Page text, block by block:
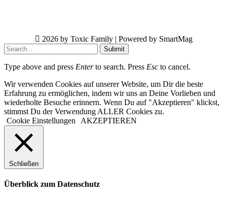
2026 by Toxic Family | Powered by SmartMag
Submit
Type above and press Enterto search. Press Esc to cancel.
Wir verwenden Cookies auf unserer Website, um Dir die beste
Erfahrung zu ermöglichen, indem wir uns an Deine Vorlieben und
wiederholte Besuche erinnern. Wenn Du auf "Akzeptieren" klickst,
stimmst Du der Verwendung ALLER Cookies zu.
Cookie Einstellungen
AKZEPTIEREN
Schließen
Überblick zum Datenschutz